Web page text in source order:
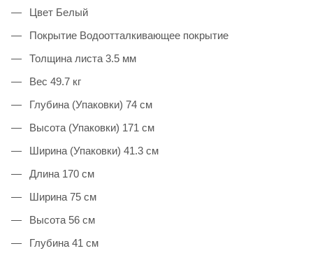
Цвет Белый
Покрытие Водоотталкивающее покрытие
Толщина листа 3.5 мм
Вес 49.7 кг
Глубина (Упаковки) 74 см
Высота (Упаковки) 171 см
Ширина (Упаковки) 41.3 см
Длина 170 см
Ширина 75 см
Высота 56 см
Глубина 41 см